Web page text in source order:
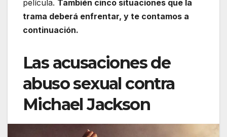
película. También cinco situaciones que la
trama deberá enfrentar, y te contamos a
continuación.
Las acusaciones de
abuso sexual contra
Michael Jackson